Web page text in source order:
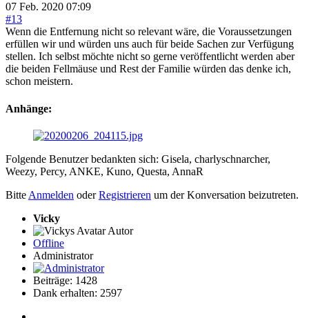
07 Feb. 2020 07:09
#13
Wenn die Entfernung nicht so relevant wäre, die Voraussetzungen
erfüllen wir und würden uns auch für beide Sachen zur Verfügung
stellen. Ich selbst möchte nicht so gerne veröffentlicht werden aber
die beiden Fellmäuse und Rest der Familie würden das denke ich,
schon meistern.
Anhänge:
Folgende Benutzer bedankten sich: Gisela, charlyschnarcher,
Weezy, Percy, ANKE, Kuno, Questa, AnnaR
Bitte Anmelden oderRegistrieren um der Konversation beizutreten.
Vicky
Autor
Offline
Administrator
Beiträge: 1428
Dank erhalten: 2597